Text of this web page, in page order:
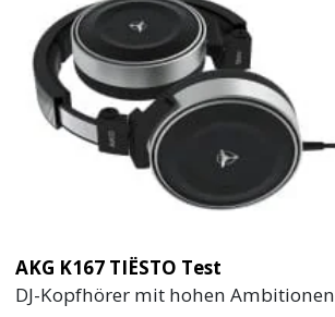
AKG K167 TIËSTO Test
DJ-Kopfhörer mit hohen Ambitionen